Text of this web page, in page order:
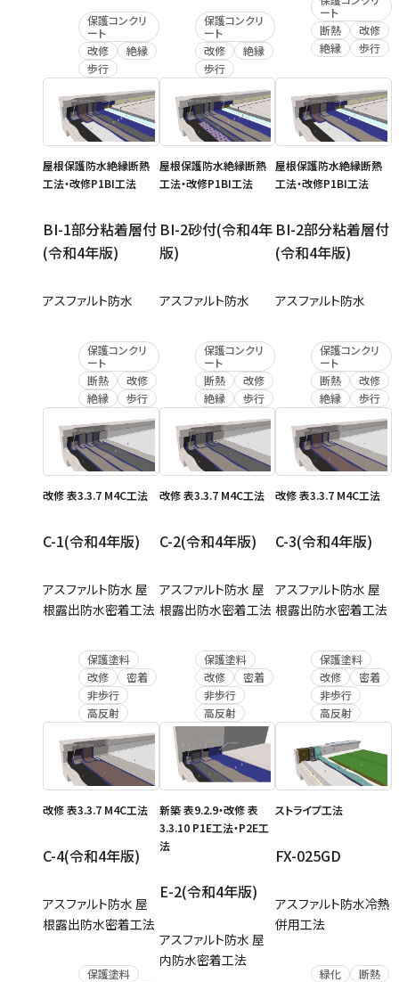
保護コンクリ
ート
改修
絶縁
歩行
保護コンクリ
ート
改修
絶縁
歩行
ート
断熱
改修
絶縁
歩行
屋根保護防水絶縁断熱
工法・改修P1BI工法
BI-1部分粘着層付
(令和4年版)
アスファルト防水
保護コンクリ
ート
断熱
改修
絶縁
歩行
屋根保護防水絶縁断熱
工法・改修P1BI工法
BI-2砂付(令和4年
版)
アスファルト防水
保護コンクリ
ート
断熱
改修
絶縁
歩行
屋根保護防水絶縁断熱
工法・改修P1BI工法
BI-2部分粘着層付
(令和4年版)
アスファルト防水
保護コンクリ
ート
断熱
改修
絶縁
歩行
改修 表3.3.7 M4C工法
C-1(令和4年版)
アスファルト防水 屋
根露出防水密着工法
保護塗料
改修
密着
非歩行
高反射
改修 表3.3.7 M4C工法
C-2(令和4年版)
アスファルト防水 屋
根露出防水密着工法
保護塗料
改修
密着
非歩行
高反射
改修 表3.3.7 M4C工法
C-3(令和4年版)
アスファルト防水 屋
根露出防水密着工法
保護塗料
改修
密着
非歩行
高反射
改修 表3.3.7 M4C工法
C-4(令和4年版)
アスファルト防水 屋
根露出防水密着工法
保護塗料
新築 表9.2.9・改修 表
3.3.10 P1E工法・P2E工
法
E-2(令和4年版)
アスファルト防水 屋
内防水密着工法
ストライプ工法
FX-025GD
アスファルト防水冷熱
併用工法
緑化
断熱